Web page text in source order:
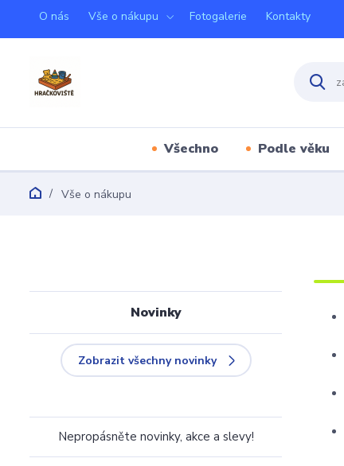
O nás Vše o nákupu Fotogalerie Kontakty
Všechno Podle věku
Vše o nákupu
Novinky
Zobrazit všechny novinky
Nepropásněte novinky, akce a slevy!